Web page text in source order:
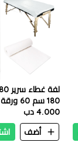
180 سم 60 ورقة / لفة
4.000 دب
أضف